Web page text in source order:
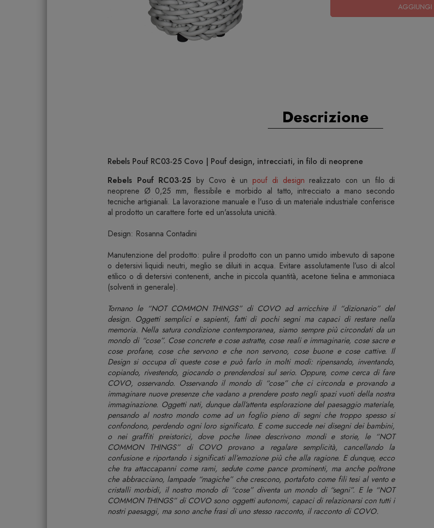
AGGIUNGI
Descrizione
Rebels Pouf RC03-25 Covo | Pouf design, intrecciati, in filo di neoprene
Rebels Pouf RC03-25 by Covo è unpouf di design realizzato con un filo di
neoprene Ø 0,25 mm, flessibile e morbido al tatto, intrecciato a mano secondo
tecniche artigianali. La lavorazione manuale e l'uso di un materiale industriale conferisce
al prodotto un carattere forte ed un'assoluta unicità.
Design: Rosanna Contadini
Manutenzione del prodotto: pulire il prodotto con un panno umido imbevuto di sapone
o detersivi liquidi neutri, meglio se diluiti in acqua. Evitare assolutamente l’uso di alcol
etilico o di detersivi contenenti, anche in piccola quantità, acetone tielina e ammoniaca
(solventi in generale).
Tornano le “NOT COMMON THINGS” di COVO ad arricchire il “dizionario” del
design. Oggetti semplici e sapienti, fatti di pochi segni ma capaci di restare nella
memoria. Nella satura condizione contemporanea, siamo sempre più circondati da un
mondo di “cose”. Cose concrete e cose astratte, cose reali e immaginarie, cose sacre e
cose profane, cose che servono e che non servono, cose buone e cose cattive. Il
Design si occupa di queste cose e può farlo in molti modi: ripensando, inventando,
copiando, rivestendo, giocando o prendendosi sul serio. Oppure, come cerca di fare
COVO, osservando. Osservando il mondo di “cose” che ci circonda e provando a
immaginare nuove presenze che vadano a prendere posto negli spazi vuoti della nostra
immaginazione. Oggetti nati, dunque dall’attenta esplorazione del paesaggio materiale,
pensando al nostro mondo come ad un foglio pieno di segni che troppo spesso si
confondono, perdendo ogni loro significato. E come succede nei disegni dei bambini,
o nei graffiti preistorici, dove poche linee descrivono mondi e storie, le “NOT
COMMON THINGS” di COVO provano a regalare semplicità, cancellando la
confusione e riportando i significati all’emozione più che alla ragione. E dunque, ecco
che tra attaccapanni come rami, sedute come pance prominenti, ma anche poltrone
che abbracciano, lampade “magiche” che crescono, portafoto come fili tesi al vento e
cristalli morbidi, il nostro mondo di “cose” diventa un mondo di “segni”. E le “NOT
COMMON THINGS” di COVO sono oggetti autonomi, capaci di relazionarsi con tutti i
nostri paesaggi, ma sono anche frasi di uno stesso racconto, il racconto di COVO.